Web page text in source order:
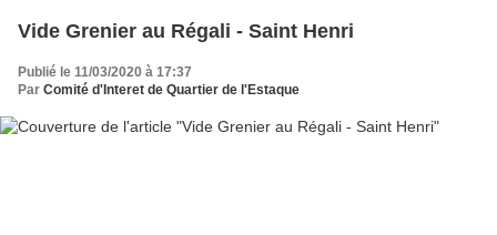
Vide Grenier au Régali - Saint Henri
Publié le 11/03/2020 à 17:37
Par Comité d'Interet de Quartier de l'Estaque